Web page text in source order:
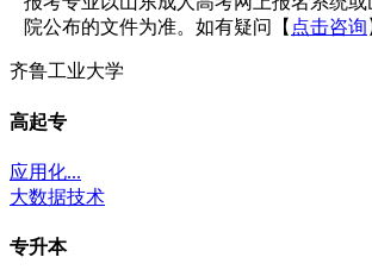
院公布的文件为准。如有疑问【 点击咨询
齐鲁工业大学
高起专
应用化...
大数据技术
专升本